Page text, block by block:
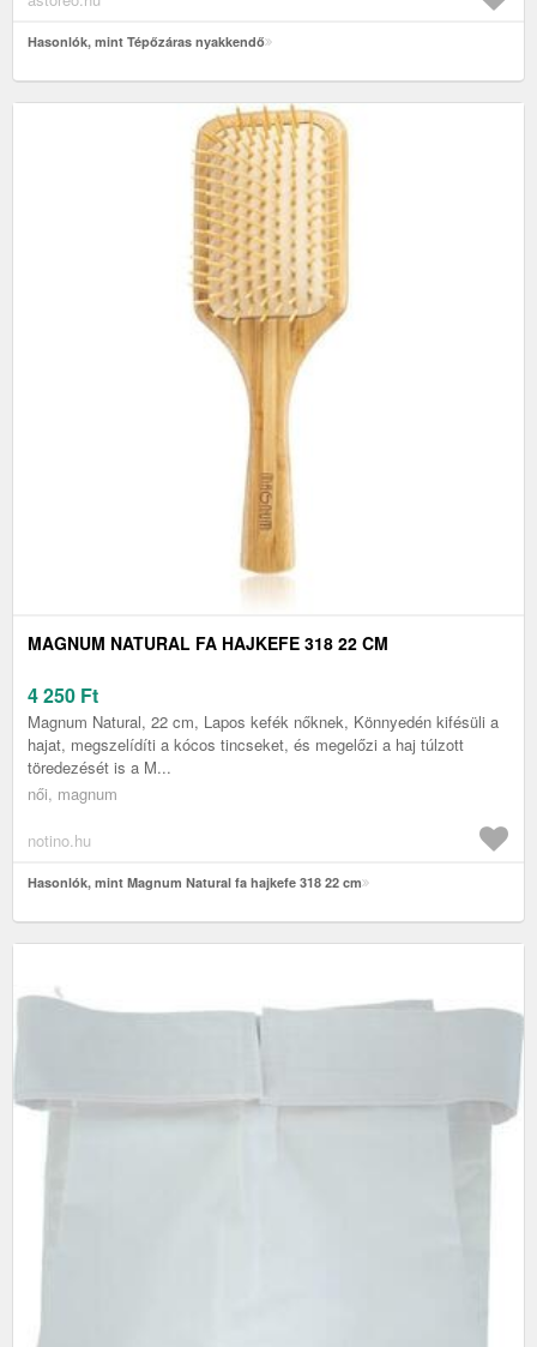
Hasonlók, mint Tépőzáras nyakkendő
MAGNUM NATURAL FA HAJKEFE 318 22 CM
4 250 Ft
Magnum Natural, 22 cm, Lapos kefék nőknek, Könnyedén kifésüli a
hajat, megszelídíti a kócos tincseket, és megelőzi a haj túlzott
töredezését is a M...
női, magnum
notino.hu
Hasonlók, mint Magnum Natural fa hajkefe 318 22 cm